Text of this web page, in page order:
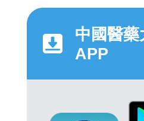
中國醫
APP